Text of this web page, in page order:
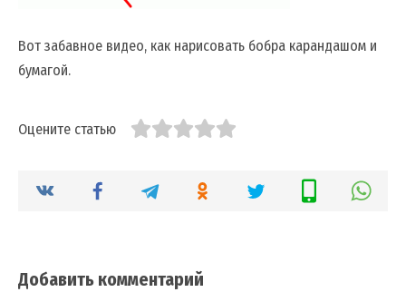
Вот забавное видео, как нарисовать бобра карандашом и
бумагой.
Оцените статью
Добавить комментарий